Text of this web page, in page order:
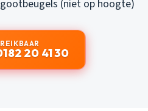
(niet op hoogte)
20 41 30